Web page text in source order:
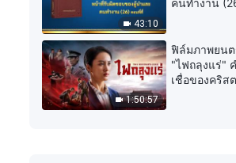
43:10
คนทำงาน
1:50:57
ฟิล์มภาพยนต
"ไฟถลุงแร่"
เชื่อของคริส